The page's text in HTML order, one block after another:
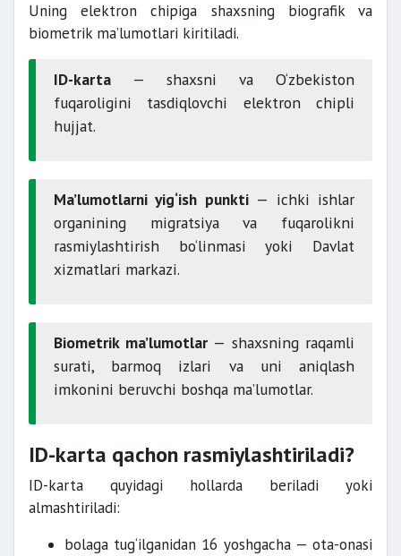
Uning elektron chipiga shaxsning biografik va
biometrik ma’lumotlari kiritiladi.
ID-karta — shaxsni va O‘zbekiston
fuqaroligini tasdiqlovchi elektron chipli
hujjat.
Ma’lumotlarni yig‘ish punkti— ichki ishlar
organining migratsiya va fuqarolikni
rasmiylashtirish bo‘linmasi yoki Davlat
xizmatlari markazi.
Biometrik ma’lumotlar— shaxsning raqamli
surati, barmoq izlari va uni aniqlash
imkonini beruvchi boshqa ma’lumotlar.
ID-karta qachon rasmiylashtiriladi?
ID-karta quyidagi hollarda beriladi yoki
almashtiriladi:
bolaga tug‘ilganidan 16 yoshgacha — ota-onasi